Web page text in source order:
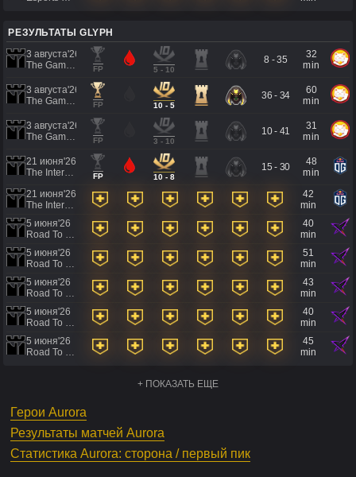
РЕЗУЛЬТАТЫ GLYPH
3 августа'26
FP 5 - 10
8 - 35
32
min
3 августа'26
FP 10 - 5
36 - 34
60
min
3 августа'26
FP 3 - 10
10 - 41
31
min
21 июня'26
FP 10 - 8
15 - 30
48
min
21 июня'26
42
min
5 июня'26
40
min
5 июня'26
51
min
5 июня'26
43
min
5 июня'26
40
min
5 июня'26
45
min
+ ПОКАЗАТЬ ЕЩЕ
Герои Aurora
Результаты матчей Aurora
Статистика Aurora: сторона / первый пик